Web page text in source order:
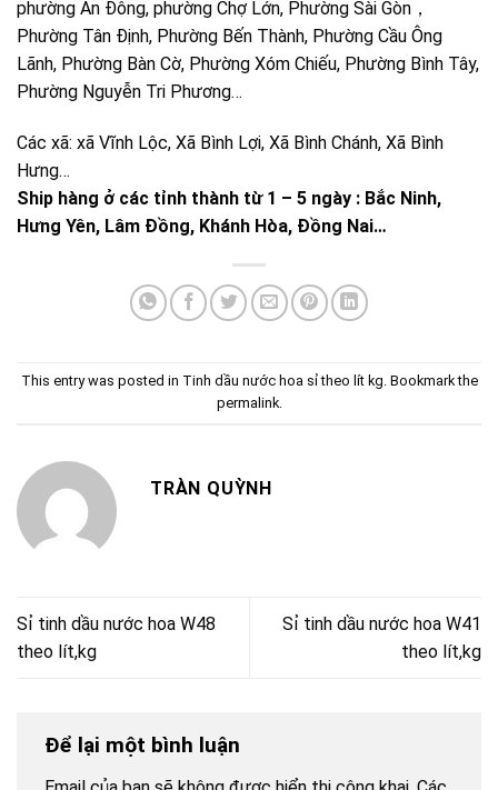
phường An Đông, phường Chợ Lớn, Phường Sài Gòn，
Phường Tân Định, Phường Bến Thành, Phường Cầu Ông
Lãnh, Phường Bàn Cờ, Phường Xóm Chiếu, Phường Bình Tây,
Phường Nguyễn Tri Phương…
Các xã: xã Vĩnh Lộc, Xã Bình Lợi, Xã Bình Chánh, Xã Bình
Hưng…
Ship hàng ở các tỉnh thành từ 1 – 5 ngày : Bắc Ninh,
Hưng Yên, Lâm Đồng, Khánh Hòa, Đồng Nai…
This entry was posted in Tinh dầu nước hoa sỉ theo lít kg. Bookmark the
permalink.
TRÀN QUỲNH
Sỉ tinh dầu nước hoa W48
theo lít,kg
Sỉ tinh dầu nước hoa W41
theo lít,kg
Để lại một bình luận